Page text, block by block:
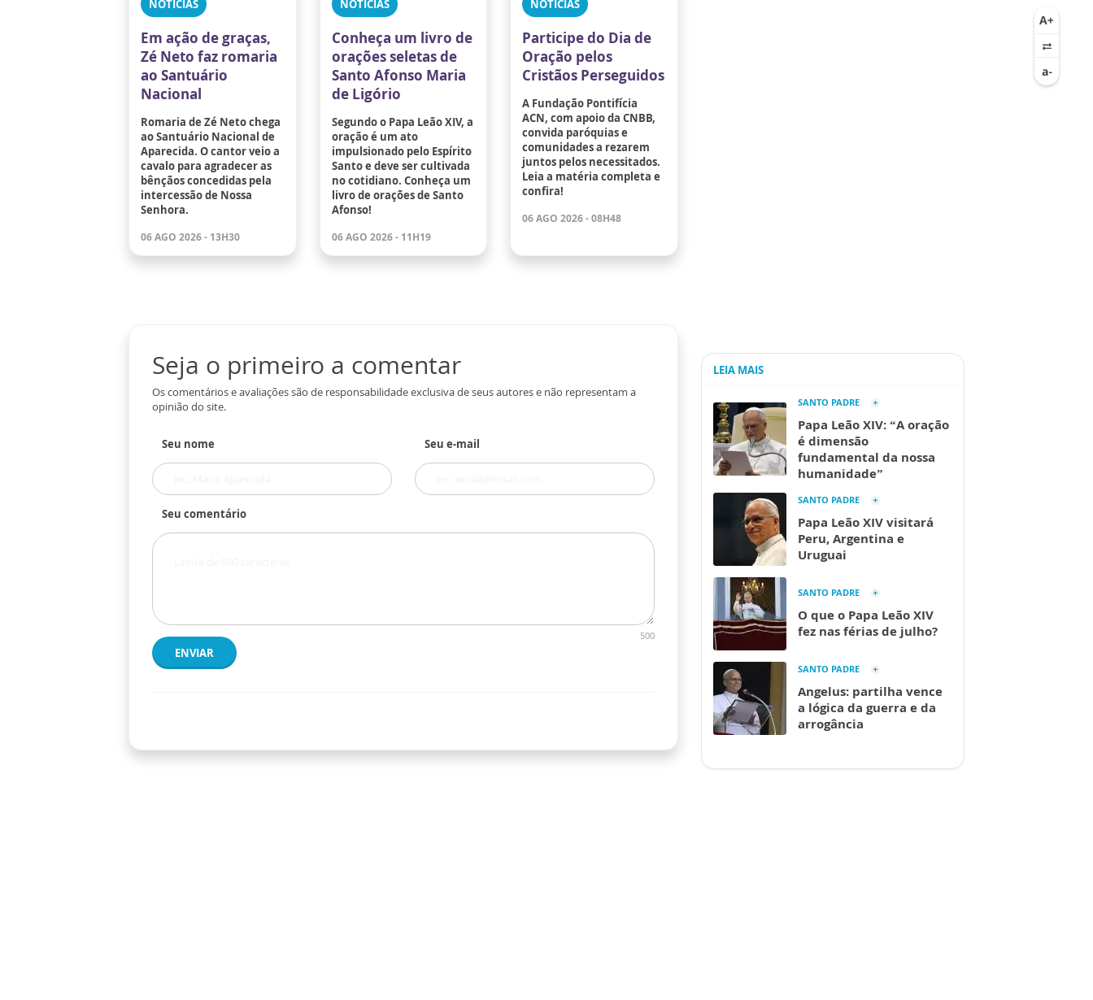
NOTÍCIAS
Em ação de graças,
Zé Neto faz romaria
ao Santuário
Nacional
Romaria de Zé Neto chega
ao Santuário Nacional de
Aparecida. O cantor veio a
cavalo para agradecer as
bênçãos concedidas pela
intercessão de Nossa
Senhora.
06 AGO 2026 - 13H30
NOTÍCIAS
Conheça um livro de
orações seletas de
Santo Afonso Maria
de Ligório
Segundo o Papa Leão XIV, a
oração é um ato
impulsionado pelo Espírito
Santo e deve ser cultivada
no cotidiano. Conheça um
livro de orações de Santo
Afonso!
06 AGO 2026 - 11H19
NOTÍCIAS
Participe do Dia de
Oração pelos
Cristãos Perseguidos
A Fundação Pontifícia
ACN, com apoio da CNBB,
convida paróquias e
comunidades a rezarem
juntos pelos necessitados.
Leia a matéria completa e
confira!
06 AGO 2026 - 08H48
Seja o primeiro a comentar
Os comentários e avaliações são de responsabilidade exclusiva de seus autores e não representam a
opinião do site.
Seu nome Seu e-mail
Seu comentário
500
ENVIAR
LEIA MAIS
SANTO PADRE
Papa Leão XIV: “A oração
é dimensão
fundamental da nossa
humanidade”
SANTO PADRE
Papa Leão XIV visitará
Peru, Argentina e
Uruguai
SANTO PADRE
O que o Papa Leão XIV
fez nas férias de julho?
SANTO PADRE
Angelus: partilha vence
a lógica da guerra e da
arrogância